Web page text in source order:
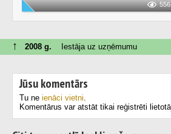
556
↑ 2008 g. Iestāja uz uzņēmumu
Jūsu komentārs
Tu ne ienāci vietni.
Komentārus var atstāt tikai reģistrēti